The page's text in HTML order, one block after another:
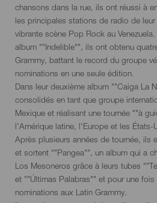
evento
chansons dans la rue, ils ont réussi à
les principales stations de radio de
vibrante scène Pop Rock au
album ""Indelible"", ils ont obtenu
Grammy, battant le record du groupe
nominations en une seule édition.
Dans leur deuxième album ""Caiga La
consolidés en tant que groupe
Mexique et réalisant une tournée ""à
l'Amérique latine, l'Europe et les États-
Après plusieurs années de tournée, ils
et sortent ""Pangea"", un album qui a
Los Mesoneros grâce à leurs tubes
et ""Últimas Palabras"" et pour une fois
nominations aux Latin Grammy.